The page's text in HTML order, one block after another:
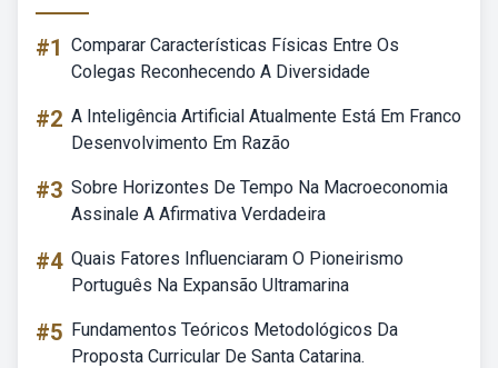
#1 Comparar Características Físicas Entre Os
Colegas Reconhecendo A Diversidade
#2 A Inteligência Artificial Atualmente Está Em Franco
Desenvolvimento Em Razão
#3 Sobre Horizontes De Tempo Na Macroeconomia
Assinale A Afirmativa Verdadeira
#4 Quais Fatores Influenciaram O Pioneirismo
Português Na Expansão Ultramarina
#5 Fundamentos Teóricos Metodológicos Da
Proposta Curricular De Santa Catarina.